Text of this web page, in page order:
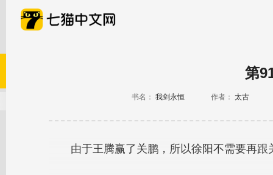
第
书名： 我剑永恒 作者： 太古